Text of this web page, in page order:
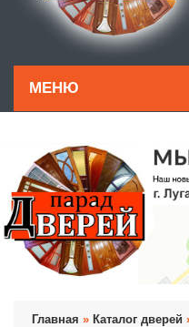
МЕНЮ
Главная » Каталог дверей